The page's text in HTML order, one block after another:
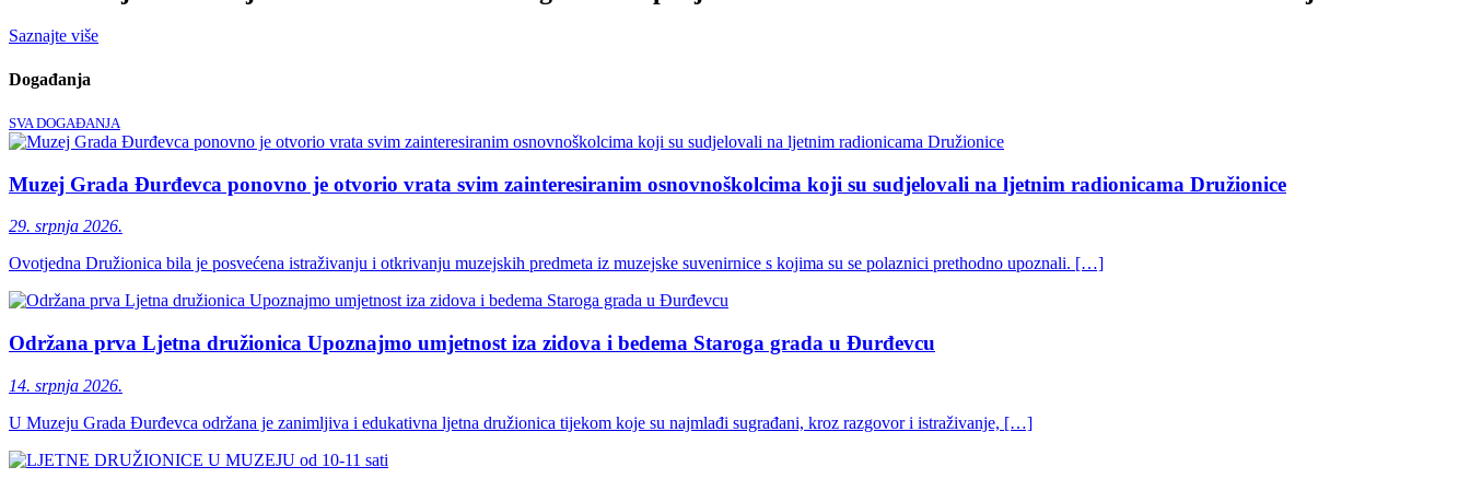
Saznajte više
Događanja
SVA DOGAĐANJA
Muzej Grada Đurđevca ponovno je otvorio vrata svim zainteresiranim osnovnoškolcima koji su sudjelovali na ljetnim radionicama Družionice
29. srpnja 2026.
Ovotjedna Družionica bila je posvećena istraživanju i otkrivanju muzejskih predmeta iz muzejske suvenirnice s kojima su se polaznici prethodno upoznali. […]
Održana prva Ljetna družionica Upoznajmo umjetnost iza zidova i bedema Staroga grada u Đurđevcu
14. srpnja 2026.
U Muzeju Grada Đurđevca održana je zanimljiva i edukativna ljetna družionica tijekom koje su najmlađi sugrađani, kroz razgovor i istraživanje, […]